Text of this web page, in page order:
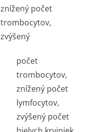
znížený počet
trombocytov,
zvýšený
počet
trombocytov,
znížený počet
lymfocytov,
zvýšený počet